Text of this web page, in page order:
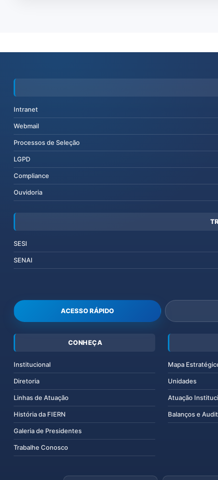
Intranet
Webmail
Processos de Seleção
LGPD
Compliance
Ouvidoria
SESI
SENAI
ACESSO RÁPIDO
CONHEÇA
Institucional
Diretoria
Linhas de Atuação
História da FIERN
Galeria de Presidentes
Trabalhe Conosco
Mapa
Unidades
Atuação
Balanços e